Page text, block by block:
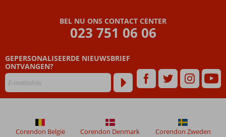
BEL NU ONS CONTACT CENTER
023 751 06 06
GEPERSONALISEERDE NIEUWSBRIEF
ONTVANGEN?
Corendon België Corendon Denmark Corendon Zweden